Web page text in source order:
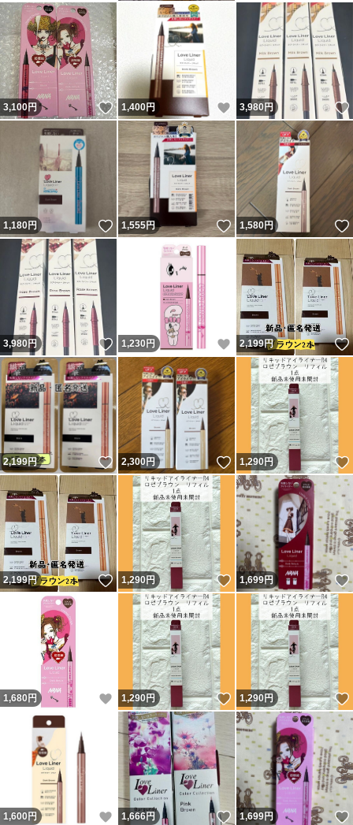
3,100円 いいね！
1,400円 いいね！
3,980円
1,180円 いいね！
1,555円 いいね！
1,580円
3,980円 いいね！
1,230 円 いいね！
2,199円
2,199円 いいね！
2,300円 いいね！
1,290円
2,199円 いいね！
1,290円 いいね！
1,699円
1,680 円 いいね！
1,290円 いいね！
1,290円
1,600 円 いいね！
1,666円 いいね！
1,699円